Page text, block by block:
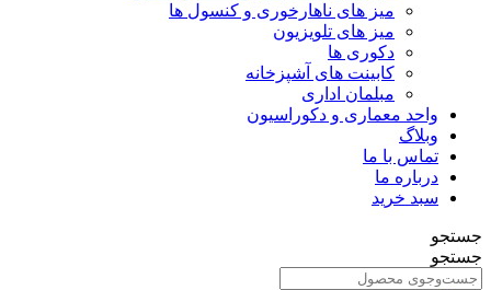
میز های ناهارخوری و کنسول ها
میز های تلویزیون
دکوری ها
کابینت های آشپزخانه
مبلمان اداری
واحد معماری و دکوراسیون
وبلاگ
تماس با ما
درباره ما
سبد خرید
جستجو
جستجو